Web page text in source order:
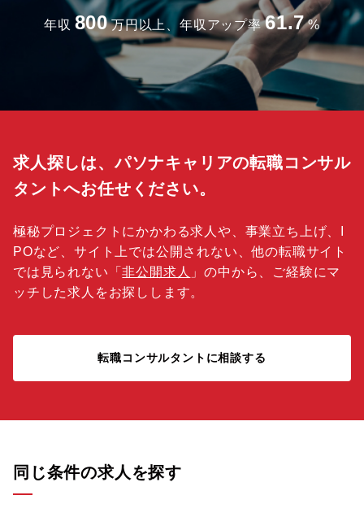
年収 800 万円以上、年収アップ率 61.7 %
求人探しは、パソナキャリアの転職コンサル
タントへお任せください。
極秘プロジェクトにかかわる求人や、事業立ち上げ、I
POなど、サイト上では公開されない、他の転職サイト
では見られない「非公開求人 」の中から、ご経験にマ
ッチした求人をお探しします。
転職コンサルタントに相談する
同じ条件の求人を探す